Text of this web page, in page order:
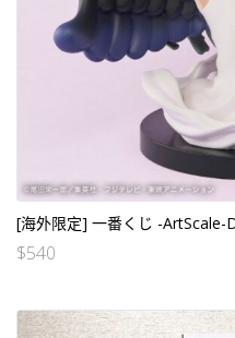
[海外限定] 一番くじ -ArtScale-
$540